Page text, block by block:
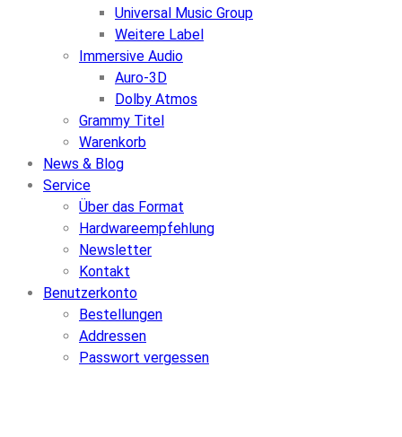
Universal Music Group
Weitere Label
Immersive Audio
Auro-3D
Dolby Atmos
Grammy Titel
Warenkorb
News & Blog
Service
Über das Format
Hardwareempfehlung
Newsletter
Kontakt
Benutzerkonto
Bestellungen
Addressen
Passwort vergessen